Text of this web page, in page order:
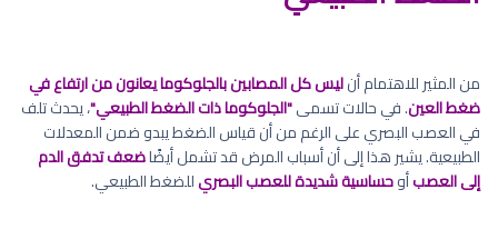
من المثير للاهتمام أنليس كل المصابين بالجلوكوما يعانون من ارتفاع في
ضغط العين. في حالات تسمى"الجلوكوما ذات الضغط الطبيعي"، يحدث تلف
في العصب البصري على الرغم من أن قياس الضغط يبدو ضمن المعدلات
الطبيعية. يشير هذا إلى أن أسباب المرض قد تشمل أيضًاضعف تدفق الدم
إلى العصبأوحساسية شديدة للعصب البصريللضغط الطبيعي.